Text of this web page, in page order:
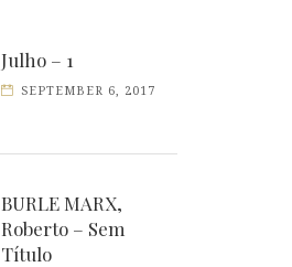
Julho – 1
SEPTEMBER 6, 2017
BURLE MARX,
Roberto – Sem
Título